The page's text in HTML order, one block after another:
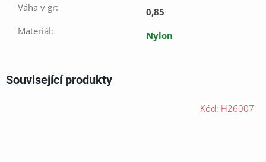
Související produkty
Kód: H26007
Váha v gr:
0,85
Materiál: Nylon